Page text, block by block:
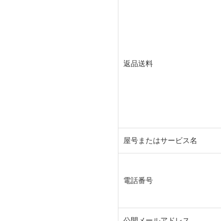
返品送料
屋号またはサービス名
電話番号